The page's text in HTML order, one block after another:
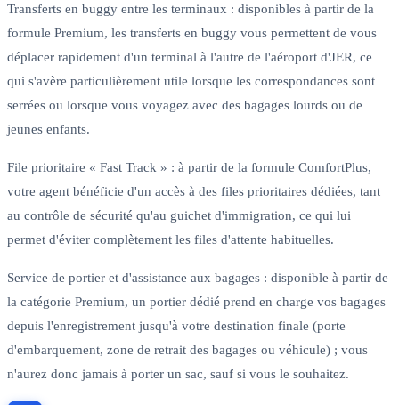
Transferts en buggy entre les terminaux : disponibles à partir de la
formule Premium, les transferts en buggy vous permettent de vous
déplacer rapidement d'un terminal à l'autre de l'aéroport d'JER, ce
qui s'avère particulièrement utile lorsque les correspondances sont
serrées ou lorsque vous voyagez avec des bagages lourds ou de
jeunes enfants.
File prioritaire « Fast Track » : à partir de la formule ComfortPlus,
votre agent bénéficie d'un accès à des files prioritaires dédiées, tant
au contrôle de sécurité qu'au guichet d'immigration, ce qui lui
permet d'éviter complètement les files d'attente habituelles.
Service de portier et d'assistance aux bagages : disponible à partir de
la catégorie Premium, un portier dédié prend en charge vos bagages
depuis l'enregistrement jusqu'à votre destination finale (porte
d'embarquement, zone de retrait des bagages ou véhicule) ; vous
n'aurez donc jamais à porter un sac, sauf si vous le souhaitez.